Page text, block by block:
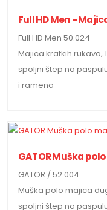
Full HD Men -
Full HD Men 50.024
Majica kratkih rukava,
spoljni štep na
i ramena
GATOR Muška
GATOR / 52.004
Muška polo majica
spoljni štep na